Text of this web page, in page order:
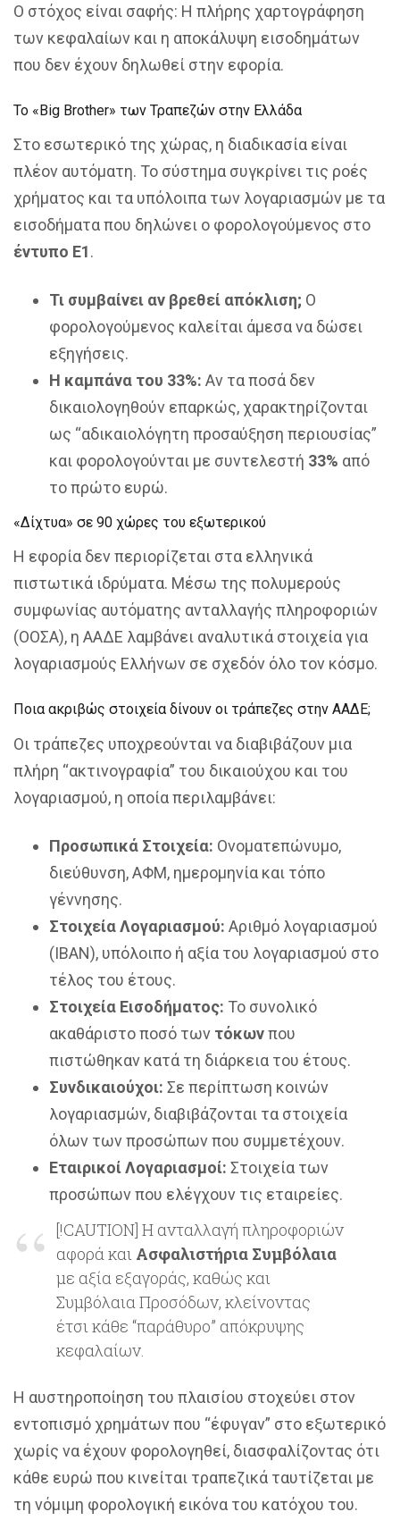
Ο στόχος είναι σαφής: Η πλήρης χαρτογράφηση
των κεφαλαίων και η αποκάλυψη εισοδημάτων
που δεν έχουν δηλωθεί στην εφορία.
Το «Big Brother» των Τραπεζών στην Ελλάδα
Στο εσωτερικό της χώρας, η διαδικασία είναι
πλέον αυτόματη. Το σύστημα συγκρίνει τις ροές
χρήματος και τα υπόλοιπα των λογαριασμών με τα
εισοδήματα που δηλώνει ο φορολογούμενος στο
έντυπο Ε1.
Τι συμβαίνει αν βρεθεί απόκλιση; Ο
φορολογούμενος καλείται άμεσα να δώσει
εξηγήσεις.
Η καμπάνα του 33%: Αν τα ποσά δεν
δικαιολογηθούν επαρκώς, χαρακτηρίζονται
ως “αδικαιολόγητη προσαύξηση περιουσίας”
και φορολογούνται με συντελεστή 33% από
το πρώτο ευρώ.
«Δίχτυα» σε 90 χώρες του εξωτερικού
Η εφορία δεν περιορίζεται στα ελληνικά
πιστωτικά ιδρύματα. Μέσω της πολυμερούς
συμφωνίας αυτόματης ανταλλαγής πληροφοριών
(ΟΟΣΑ), η ΑΑΔΕ λαμβάνει αναλυτικά στοιχεία για
λογαριασμούς Ελλήνων σε σχεδόν όλο τον κόσμο.
Ποια ακριβώς στοιχεία δίνουν οι τράπεζες στην ΑΑΔΕ;
Οι τράπεζες υποχρεούνται να διαβιβάζουν μια
πλήρη “ακτινογραφία” του δικαιούχου και του
λογαριασμού, η οποία περιλαμβάνει:
Προσωπικά Στοιχεία: Ονοματεπώνυμο,
διεύθυνση, ΑΦΜ, ημερομηνία και τόπο
γέννησης.
Στοιχεία Λογαριασμού: Αριθμό λογαριασμού
(IBAN), υπόλοιπο ή αξία του λογαριασμού στο
τέλος του έτους.
Στοιχεία Εισοδήματος: Το συνολικό
ακαθάριστο ποσό των τόκωνπου
πιστώθηκαν κατά τη διάρκεια του έτους.
Συνδικαιούχοι: Σε περίπτωση κοινών
λογαριασμών, διαβιβάζονται τα στοιχεία
όλων των προσώπων που συμμετέχουν.
Εταιρικοί Λογαριασμοί: Στοιχεία των
προσώπων που ελέγχουν τις εταιρείες.
[!CAUTION] Η ανταλλαγή πληροφοριών
αφορά και Ασφαλιστήρια Συμβόλαια
με αξία εξαγοράς, καθώς και
Συμβόλαια Προσόδων, κλείνοντας
έτσι κάθε “παράθυρο” απόκρυψης
κεφαλαίων.
Η αυστηροποίηση του πλαισίου στοχεύει στον
εντοπισμό χρημάτων που “έφυγαν” στο εξωτερικό
χωρίς να έχουν φορολογηθεί, διασφαλίζοντας ότι
κάθε ευρώ που κινείται τραπεζικά ταυτίζεται με
τη νόμιμη φορολογική εικόνα του κατόχου του.